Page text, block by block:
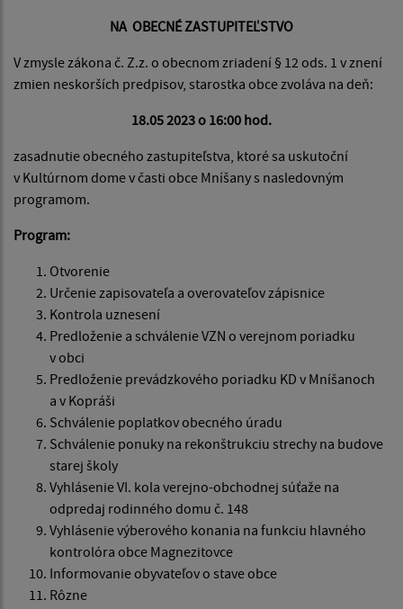
NA OBECNÉ ZASTUPITEĽSTVO
V zmysle zákona č. Z.z. o obecnom zriadení § 12 ods. 1 v znení
zmien neskorších predpisov, starostka obce zvoláva na deň:
18.05 2023 o 16:00 hod.
zasadnutie obecného zastupiteľstva, ktoré sa uskutoční
v Kultúrnom dome v časti obce Mníšany s nasledovným
programom.
Program:
Otvorenie
Určenie zapisovateľa a overovateľov zápisnice
Kontrola uznesení
Predloženie a schválenie VZN o verejnom poriadku
v obci
Predloženie prevádzkového poriadku KD v Mníšanoch
a v Kopráši
Schválenie poplatkov obecného úradu
Schválenie ponuky na rekonštrukciu strechy na budove
starej školy
Vyhlásenie VI. kola verejno-obchodnej súťaže na
odpredaj rodinného domu č. 148
Vyhlásenie výberového konania na funkciu hlavného
kontrolóra obce Magnezitovce
Informovanie obyvateľov o stave obce
Rôzne